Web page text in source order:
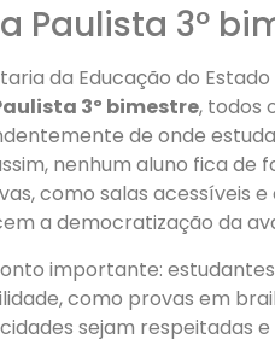
Paulista 3º
da Educação do
3º bimestre, todos
de onde
nenhum aluno fica de
como salas acessíveis
a democratização da
importante:
como provas em
sejam respeitadas